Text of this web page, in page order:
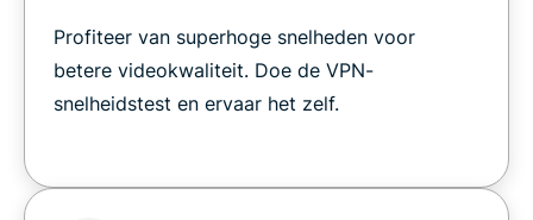
Profiteer van superhoge snelheden voor
betere videokwaliteit. Doe de VPN-
snelheidstest en ervaar het zelf.